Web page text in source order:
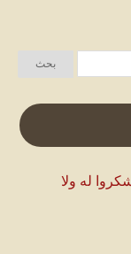
له ولا